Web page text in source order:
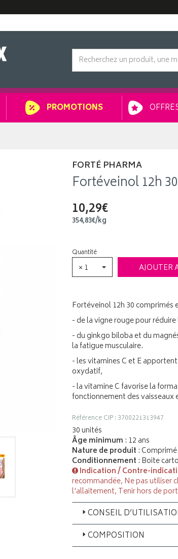
PROMOTIONS
FORTÉ PHARMA
Fortéveinol 12h
10,29€
354,83€/kg
Quantité
× 1 AJOUTER
Fortéveinol 12h 30
- de la vigne rouge pour
- du ginkgo biloba et du
la fatigue musculaire.
- les vitamines C et E
oxydatif,
- la vitamine C favorise la
fonctionnement des vaisseaux
Référence CIP : 3700221313947
30 unités
Âge minimum : 12 ans
Nature de produit :
Conditionnement : Boite
Indication / Contre-
recommandée, Ne pas utiliser
l'allaitement, Tenir hors de
CONSEIL
COMPOSITION